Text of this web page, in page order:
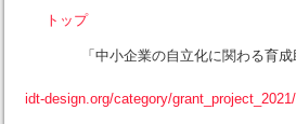
トップ
「中小企業の自立化に関わる育成助
idt-design.org/category/grant_project_2021/